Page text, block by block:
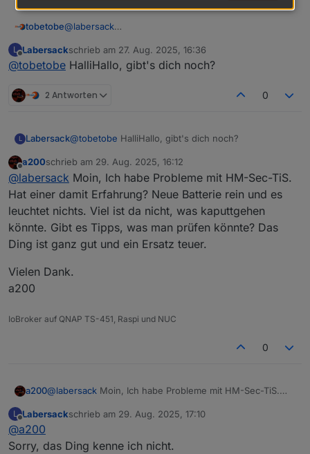
tobetobe@labersack
schön, dass es dein Angebot noch immer gibt. Ich
habe mittlerweile 4 Stück HM-LC-Sw1-FM mit
HM-LC-Sw2-FM (Fehler unbekannt) hier liegen. Ich
Deinen ersten Post habe ich gelesen und bin mit den
Bedingungen einverstanden. Bitte schicke mir deine
L
Offline
Labersackschrieb am 27. Aug. 2025, 16:36
zuletzt editiert von
@tobetobe HalliHallo, gibt's dich noch?
2 Antworten 0
L Labersack@tobetobe HalliHallo, gibt's dich noch?
Offline
a200schrieb am 29. Aug. 2025, 16:12
zuletzt editiert von
@labersack Moin, Ich habe Probleme mit HM-Sec-TiS.
Hat einer damit Erfahrung? Neue Batterie rein und es
leuchtet nichts. Viel ist da nicht, was kaputtgehen
könnte. Gibt es Tipps, was man prüfen könnte? Das
Ding ist ganz gut und ein Ersatz teuer.
Vielen Dank.
a200
IoBroker auf QNAP TS-451, Raspi und NUC
0
a200@labersack Moin, Ich habe Probleme mit HM-Sec-TiS.
leuchtet nichts. Viel ist da nicht, was kaputtgehen könnte.
gut und ein Ersatz teuer.
Vielen Dank.
L
Offline
Labersackschrieb am 29. Aug. 2025, 17:10
zuletzt editiert von
@a200
Sorry, das Ding kenne ich nicht.